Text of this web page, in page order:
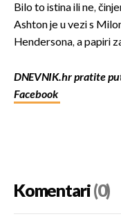
Bilo to istina ili ne,
Ashton je u vezi s
Hendersona, a papiri
DNEVNIK.hr pratite
Facebook
Komentari(0)